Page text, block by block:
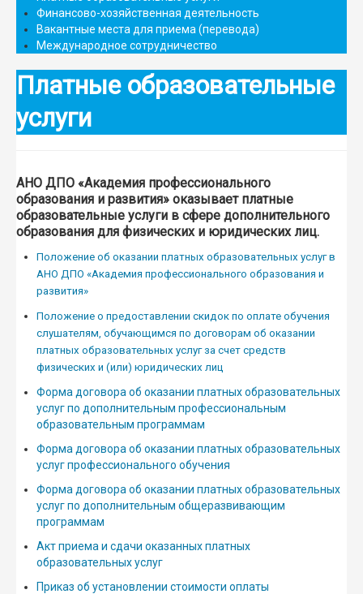
Финансово-хозяйственная деятельность
Вакантные места для приема (перевода)
Международное сотрудничество
Платные образовательные
услуги
АНО ДПО «Академия профессионального
образования и развития» оказывает платные
образовательные услуги в сфере дополнительного
образования для физических и юридических лиц.
Положение об оказании платных образовательных услуг в
АНО ДПО «Академия профессионального образования и
развития»
Положение о предоставлении скидок по оплате обучения
слушателям, обучающимся по договорам об оказании
платных образовательных услуг за счет средств
физических и (или) юридических лиц
Форма договора об оказании платных образовательных
услуг по дополнительным профессиональным
образовательным программам
Форма договора об оказании платных образовательных
услуг профессионального обучения
Форма договора об оказании платных образовательных
услуг по дополнительным общеразвивающим
программам
Акт приема и сдачи оказанных платных
образовательных услуг
Приказ об установлении стоимости оплаты